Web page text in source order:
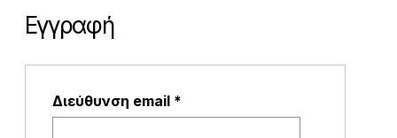
Εγγραφή
Διεύθυνση email *Απαιτείται